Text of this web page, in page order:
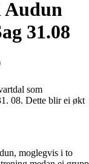
Audun
31.08
som
08. Dette blir ei økt
moglegvis i to